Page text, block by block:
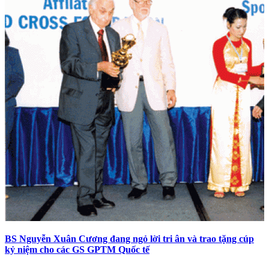
BS Nguyễn Xuân Cương đang ngỏ lời tri ân và trao tặng cúp
kỷ niệm cho các GS GPTM Quốc tế